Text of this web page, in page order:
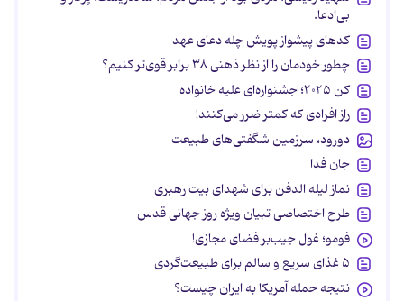
بی‌ادعا.
کدهای پیشواز پویش چله دعای عهد
چطور خودمان را از نظر ذهنی ۳۸ برابر قوی‌تر کنیم؟
کن ۲۰۲۵؛ جشنواره‌ای علیه خانواده
راز افرادی که کمتر ضرر می‌کنند!
دورود، سرزمین شگفتی‌های طبیعت
جان فدا
نماز لیله الدفن برای شهدای بیت رهبری
طرح اختصاصی تبیان ویژه روز جهانی قدس
فومو؛ غول جیب‌بر فضای مجازی!
۵ غذای سریع و سالم برای طبیعت‌گردی
نتیجه حمله آمریکا به ایران چیست؟